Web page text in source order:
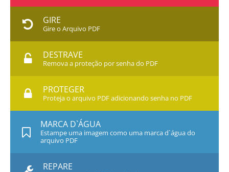
GIRE
Gire o Arquivo PDF
DESTRAVE
Remova a proteção por senha do PDF
PROTEGER
Proteja o arquivo PDF adicionando senha no PDF
MARCA D`ÁGUA
Estampe uma imagem como uma marca d`água do
arquivo PDF
REPARE